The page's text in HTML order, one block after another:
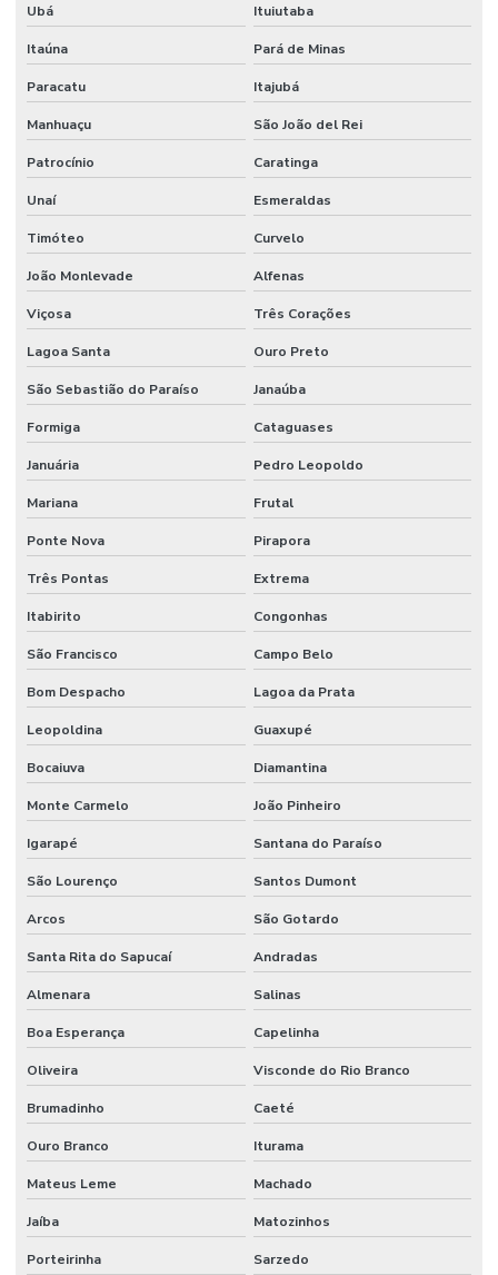
Sistema de hidrantes para combate a incêndio
Sistema de hidrantes contra incêndios
Sistema de hidrantes e sprinklers
Sistema de incêndio empresa
Sistema de incêndio endereçável
Sistema contra incêndio hidrantes
Sistema contra incêndio hidráulico
Sistema contra incêndio industrial
Sistema de incêndio industrial
Sistema contra incêndio sprinkler
Sistema de incêndio sprinkler
Sistema de prevenção contra incêndio
Sistema preventivo de incêndio
Sistema de proteção contra incêndio
Sistema de sprinkler
Sistema de supressão de incêndio
Sistema vesda anti incêndio
Sistemas hidráulicos industriais
Sistemas de incêndio
Terraplenagem industrial
Tubulação de agua industrial
Tubulação para coifa industrial
Valor projeto preventivo de incêndio
Ubá Ituiutaba
Itaúna Pará de Minas
Paracatu Itajubá
Manhuaçu São João del Rei
Patrocínio Caratinga
Unaí Esmeraldas
Timóteo Curvelo
João Monlevade Alfenas
Viçosa Três Corações
Lagoa Santa Ouro Preto
São Sebastião do Paraíso Janaúba
Formiga Cataguases
Januária Pedro Leopoldo
Mariana Frutal
Ponte Nova Pirapora
Três Pontas Extrema
Itabirito Congonhas
São Francisco Campo Belo
Bom Despacho Lagoa da Prata
Leopoldina Guaxupé
Bocaiuva Diamantina
Monte Carmelo João Pinheiro
Igarapé Santana do Paraíso
São Lourenço Santos Dumont
Arcos São Gotardo
Santa Rita do Sapucaí Andradas
Almenara Salinas
Boa Esperança Capelinha
Oliveira Visconde do Rio Branco
Brumadinho Caeté
Ouro Branco Iturama
Mateus Leme Machado
Jaíba Matozinhos
Porteirinha Sarzedo